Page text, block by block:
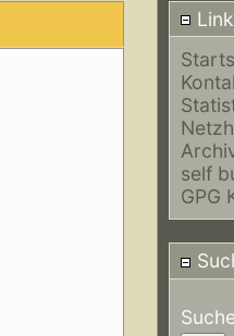
self
GPG